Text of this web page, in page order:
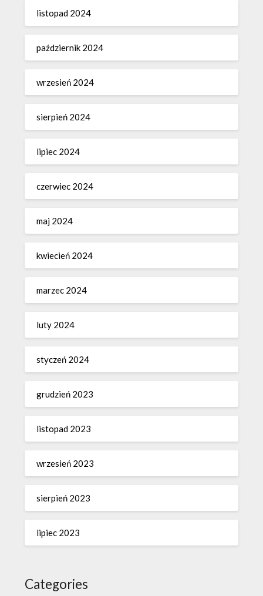
listopad 2024
październik 2024
wrzesień 2024
sierpień 2024
lipiec 2024
czerwiec 2024
maj 2024
kwiecień 2024
marzec 2024
luty 2024
styczeń 2024
grudzień 2023
listopad 2023
wrzesień 2023
sierpień 2023
lipiec 2023
Categories